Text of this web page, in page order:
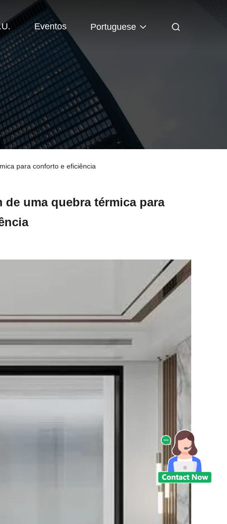
Eventos Portuguese
para conforto e eficiência
uma quebra térmica para